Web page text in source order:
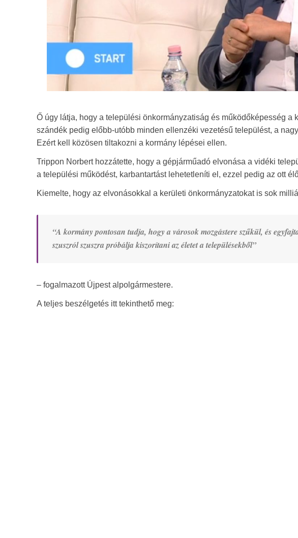
Ő úgy látja, hogy a települési önkormányzatiság és működőképesség a
szándék pedig előbb-utóbb minden ellenzéki vezetésű települést, a
Ezért kell közösen tiltakozni a kormány lépései ellen.
Trippon Norbert hozzátette, hogy a gépjárműadó elvonása a vidéki
a települési működést, karbantartást lehetetleníti el, ezzel pedig az ott
Kiemelte, hogy az elvonásokkal a kerületi önkormányzatokat is sok
“A kormány pontosan tudja, hogy a városok mozgástere szűkül, és
szuszról szuszra próbálja kiszorítani az életet a településekből”
– fogalmazott Újpest alpolgármestere.
A teljes beszélgetés itt tekinthető meg: